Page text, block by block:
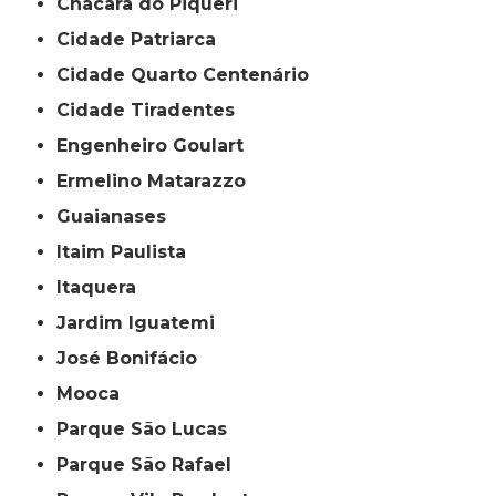
Cidade Patriarca
Cidade Quarto Centenário
Cidade Tiradentes
Engenheiro Goulart
Ermelino Matarazzo
Guaianases
Itaim Paulista
Itaquera
Jardim Iguatemi
José Bonifácio
Mooca
Parque São Lucas
Parque São Rafael